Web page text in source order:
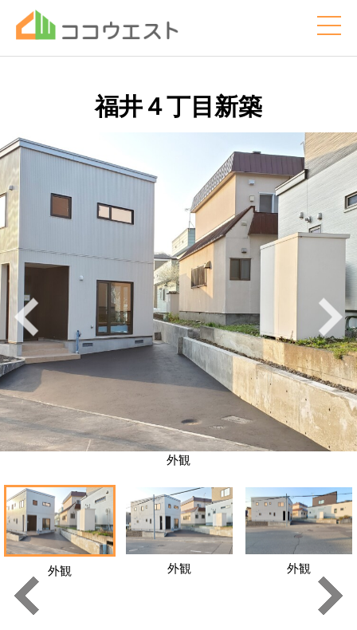
福井４丁目新築
外観
外観 外観 外観